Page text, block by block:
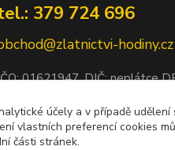
379 724 696
hodiny.cz
01621947, DIČ: neplátce
spojení: 2500452838/
účely a v případě
vlastních preferencí cookies
části stránek.